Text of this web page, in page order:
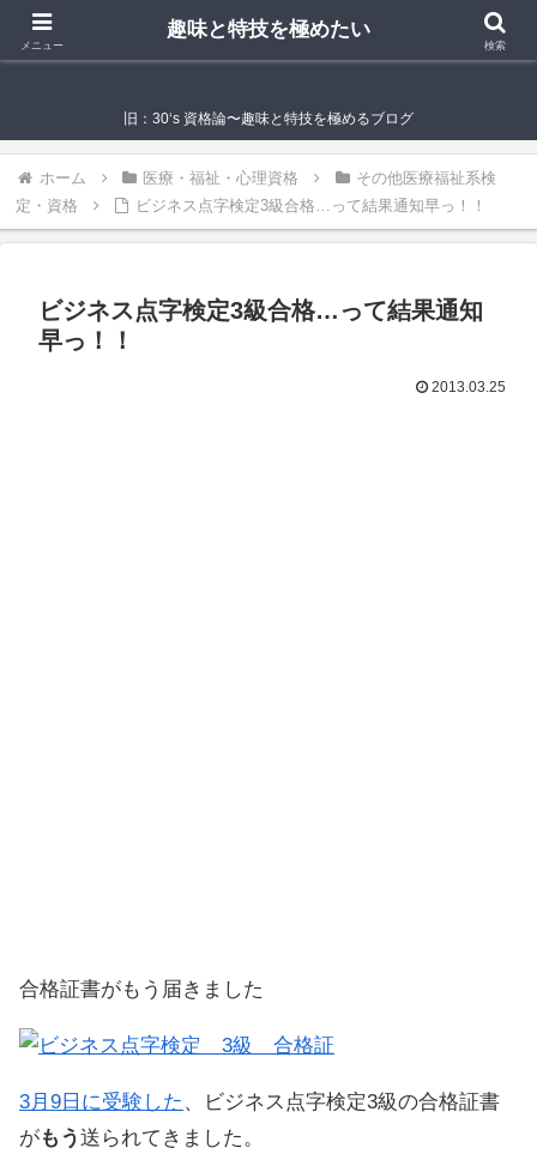
趣味と特技を極めたい
旧：30‘s 資格論〜趣味と特技を極めるブログ
ホーム 医療・福祉・心理資格
その他医療福祉系検
定・資格
ビジネス点字検定3級合格…って結果通知早っ！！
ビジネス点字検定3級合格…って結果通知
早っ！！
2013.03.25
合格証書がもう届きました
3月9日に受験した 、ビジネス点字検定3級の合格証書
がもう送られてきました。
メニュー
趣味と特技を極めたい
検索